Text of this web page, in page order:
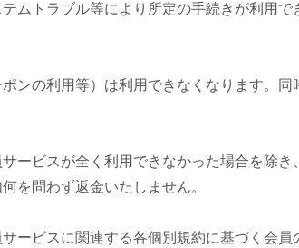
ムトラブル等により所定の手続きが利用で
ンの利用等）は利用できなくなります。同
ービスが全く利用できなかった場合を除き
を問わず返金いたしません。
ービスに関連する各個別規約に基づく会員